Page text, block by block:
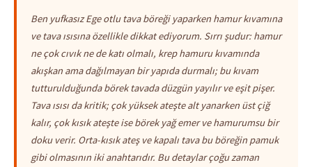
Ben yufkasız Ege otlu tava böreği yaparken hamur kıvamına
ve tava ısısına özellikle dikkat ediyorum. Sırrı şudur: hamur
ne çok cıvık ne de katı olmalı, krep hamuru kıvamında
akışkan ama dağılmayan bir yapıda durmalı; bu kıvam
tutturulduğunda börek tavada düzgün yayılır ve eşit pişer.
Tava ısısı da kritik; çok yüksek ateşte alt yanarken üst çiğ
kalır, çok kısık ateşte ise börek yağ emer ve hamurumsu bir
doku verir. Orta-kısık ateş ve kapalı tava bu böreğin pamuk
gibi olmasının iki anahtarıdır. Bu detaylar çoğu zaman